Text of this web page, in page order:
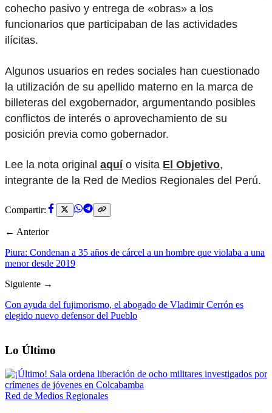
cohecho pasivo y entrega de «obras» a los
funcionarios que participaban de las actividades
ilícitas.
Algunos usuarios en redes sociales han cuestionado
la utilización de su apellido materno en la marca de
billeteras del exgobernador, argumentando posibles
conflictos de interés o aprovechamiento de su
posición previa como gobernador.
Lee la nota original aquí o visita El Objetivo,
integrante de la Red de Medios Regionales del Perú.
Compartir:
← Anterior
Piura: Condenan a 35 años de cárcel a un hombre que violaba a una
menor desde 2019
Siguiente →
Con ayuda del fujimorismo, el abogado de Vladimir Cerrón es
elegido nuevo defensor del Pueblo
Lo Último
Red de Medios Regionales